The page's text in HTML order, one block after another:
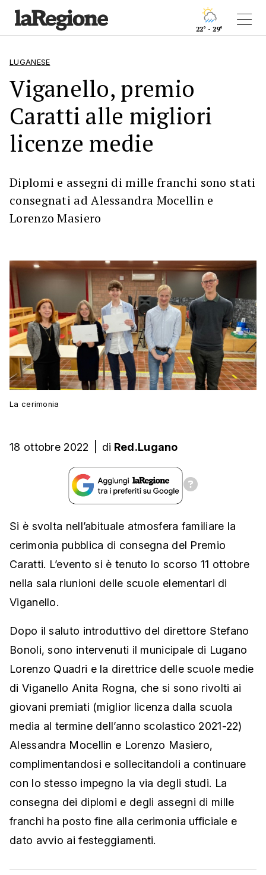
22° - 29°
LUGANESE
Viganello, premio
Caratti alle migliori
licenze medie
Diplomi e assegni di mille franchi sono stati
consegnati ad Alessandra Mocellin e
Lorenzo Masiero
La cerimonia
18 ottobre 2022 di Red.Lugano
Si è svolta nell’abituale atmosfera familiare la
cerimonia pubblica di consegna del Premio
Caratti. L’evento si è tenuto lo scorso 11 ottobre
nella sala riunioni delle scuole elementari di
Viganello.
Dopo il saluto introduttivo del direttore Stefano
Bonoli, sono intervenuti il municipale di Lugano
Lorenzo Quadri e la direttrice delle scuole medie
di Viganello Anita Rogna, che si sono rivolti ai
giovani premiati (miglior licenza dalla scuola
media al termine dell’anno scolastico 2021-22)
Alessandra Mocellin e Lorenzo Masiero,
complimentandosi e sollecitandoli a continuare
con lo stesso impegno la via degli studi. La
consegna dei diplomi e degli assegni di mille
franchi ha posto fine alla cerimonia ufficiale e
dato avvio ai festeggiamenti.